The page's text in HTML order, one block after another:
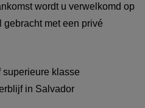
wordt u verwelkomd op
met een privé
superieure klasse
in Salvador